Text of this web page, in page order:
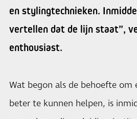
en stylingtechnieken.
vertellen dat de lijn staat”,
enthousiast.
Wat begon als de behoefte om
beter te kunnen helpen, is